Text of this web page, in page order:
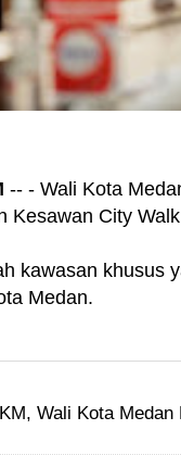
-- - Wali Kota
Kesawan City
kawasan khusus
Medan.
Wali Kota